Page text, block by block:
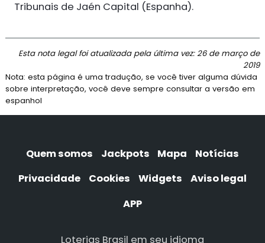
Tribunais de Jaén Capital (Espanha).
Esta nota legal foi atualizada pela última vez: 26 de março de
2019
Nota: esta página é uma tradução, se você tiver alguma dúvida
sobre interpretação, você deve sempre consultar a versão em
espanhol
Quem somos Jackpots Mapa
Notícias
Privacidade
Cookies Widgets
Aviso legal
APP
Loterias Brasil em seu idioma